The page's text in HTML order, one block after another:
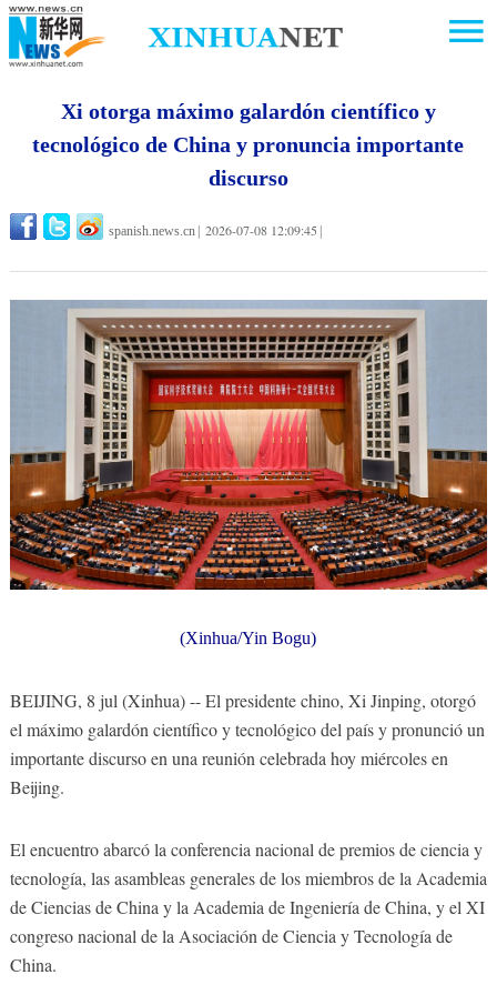
Xi otorga máximo galardón científico y
tecnológico de China y pronuncia importante
discurso
spanish.news.cn 2026-07-08 12:09:45
(Xinhua/Yin Bogu)
BEIJING, 8 jul (Xinhua) -- El presidente chino, Xi Jinping, otorgó
el máximo galardón científico y tecnológico del país y pronunció un
importante discurso en una reunión celebrada hoy miércoles en
Beijing.
El encuentro abarcó la conferencia nacional de premios de ciencia y
tecnología, las asambleas generales de los miembros de la Academia
de Ciencias de China y la Academia de Ingeniería de China, y el XI
congreso nacional de la Asociación de Ciencia y Tecnología de
China.